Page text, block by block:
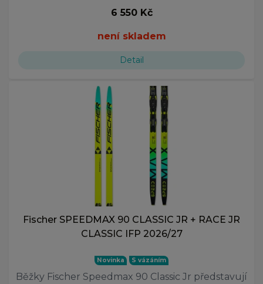
6 550 Kč
není skladem
Detail
Fischer SPEEDMAX 90 CLASSIC JR + RACE JR
CLASSIC IFP 2026/27
Novinka S vázáním
Běžky Fischer Speedmax 90 Classic Jr představují